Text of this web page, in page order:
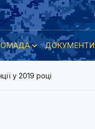
ДОКУМЕНТИ
у 2019 році